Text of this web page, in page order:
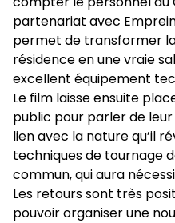
partenariat avec
permet de transformer
résidence en une vraie
excellent équipement
Le film laisse ensuite
public pour parler de
lien avec la nature qu’il
techniques de tournage
commun, qui aura
Les retours sont très
pouvoir organiser une